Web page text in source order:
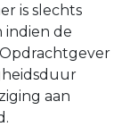
is slechts
indien de
aan